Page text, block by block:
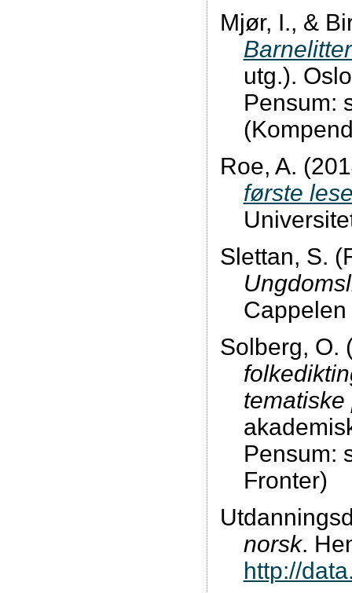
Mjør, I., &
utg.).
Pensum:
Roe, A.
første
Slettan, S.
Solberg, O.
tematiske
Pensum:
Fronter)
norsk.
http://